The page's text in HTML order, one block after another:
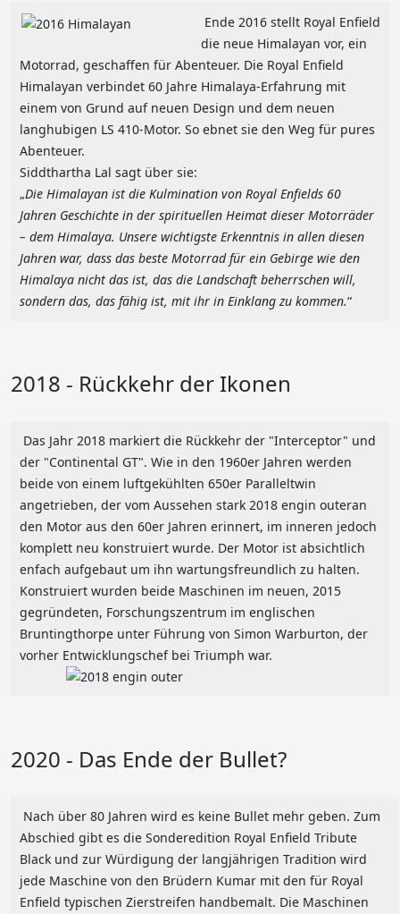
Ende 2016 stellt Royal Enfield
die neue Himalayan vor, ein
Motorrad, geschaffen für Abenteuer. Die Royal Enfield
Himalayan verbindet 60 Jahre Himalaya-Erfahrung mit
einem von Grund auf neuen Design und dem neuen
langhubigen LS 410-Motor. So ebnet sie den Weg für pures
Abenteuer.
Siddthartha Lal sagt über sie:
„Die Himalayan ist die Kulmination von Royal Enfields 60
Jahren Geschichte in der spirituellen Heimat dieser Motorräder
– dem Himalaya. Unsere wichtigste Erkenntnis in allen diesen
Jahren war, dass das beste Motorrad für ein Gebirge wie den
Himalaya nicht das ist, das die Landschaft beherrschen will,
sondern das, das fähig ist, mit ihr in Einklang zu kommen.“
2018 - Rückkehr der Ikonen
Das Jahr 2018 markiert die Rückkehr der "Interceptor" und
der "Continental GT". Wie in den 1960er Jahren werden
beide von einem luftgekühlten 650er Paralleltwin
angetrieben, der vom Aussehen stark 2018 engin outeran
den Motor aus den 60er Jahren erinnert, im inneren jedoch
komplett neu konstruiert wurde. Der Motor ist absichtlich
enfach aufgebaut um ihn wartungsfreundlich zu halten.
Konstruiert wurden beide Maschinen im neuen, 2015
gegründeten, Forschungszentrum im englischen
Bruntingthorpe unter Führung von Simon Warburton, der
vorher Entwicklungschef bei Triumph war.
2020 - Das Ende der Bullet?
Nach über 80 Jahren wird es keine Bullet mehr geben. Zum
Abschied gibt es die Sonderedition Royal Enfield Tribute
Black und zur Würdigung der langjährigen Tradition wird
jede Maschine von den Brüdern Kumar mit den für Royal
Enfield typischen Zierstreifen handbemalt. Die Maschinen